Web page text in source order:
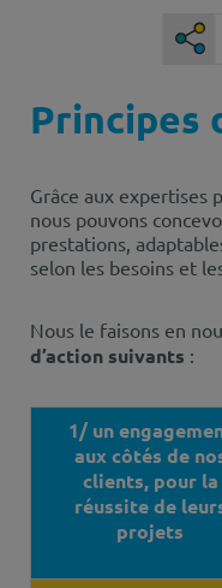
Principes
Grâce aux expertises
nous pouvons
prestations,
selon les besoins et
Nous le faisons en
d’action suivants :
1/ un
aux côtés de
clients, pour la
réussite de
projets